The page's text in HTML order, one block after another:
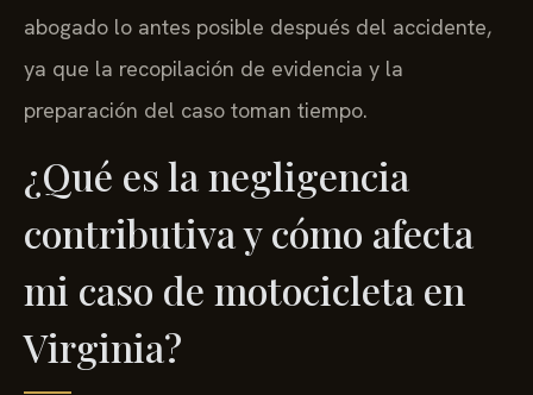
abogado lo antes posible después del accidente,
ya que la recopilación de evidencia y la
preparación del caso toman tiempo.
¿Qué es la negligencia
contributiva y cómo afecta
mi caso de motocicleta en
Virginia?